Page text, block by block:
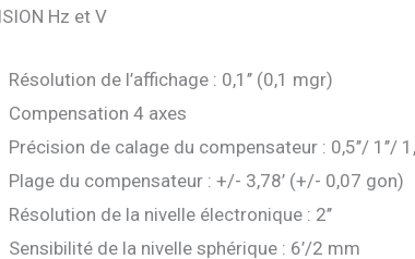
Hz et V
Résolution de l’affichage : 0,1’’ (0,1 mgr)
Compensation 4 axes
Précision de calage du compensateur : 0,5’’/ 1’’/
Plage du compensateur : +/- 3,78’ (+/- 0,07 gon)
Résolution de la nivelle électronique : 2’’
Sensibilité de la nivelle sphérique : 6’/2 mm